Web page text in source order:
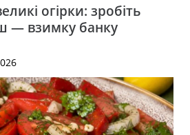
огірки: зробіть
— взимку банку